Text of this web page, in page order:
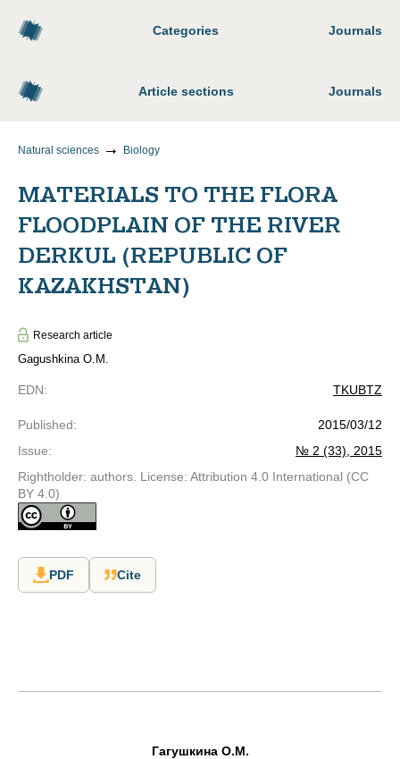
Categories Journals
Article sections Journals
Natural sciences Biology
MATERIALS TO THE FLORA
FLOODPLAIN OF THE RIVER
DERKUL (REPUBLIC OF
KAZAKHSTAN)
Research article
Gagushkina O.M.
EDN: TKUBTZ
Published:
2015/03/12
Issue:
№ 2 (33), 2015
Rightholder: authors. License: Attribution 4.0 International (CC
BY 4.0)
PDF Cite
Гагушкина О.М.